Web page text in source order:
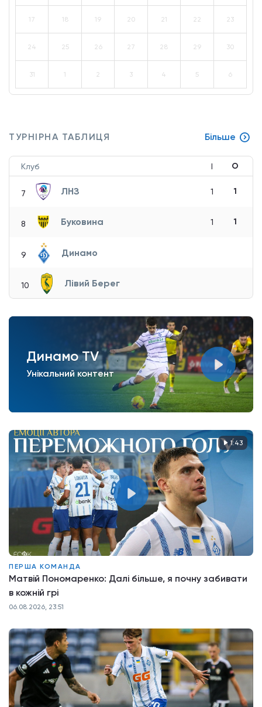
17 18 19 20 21 22 23
24 25 26 27 28 29 30
31 1 2 3 4 5 6
ТУРНІРНА ТАБЛИЦЯ Більше
Клуб І О
7 ЛНЗ 1 1
8 Буковина 1 1
9 Динамо
10 Лівий Берег
Динамо TV
Унікальний контент
1:43
ПЕРША КОМАНДА
Матвій Пономаренко: Далі більше, я почну забивати
в кожній грі
06.08.2026, 23:51